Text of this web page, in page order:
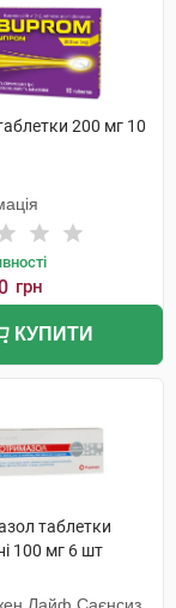
200 мг 10
грн
КУПИТИ
таблетки
100 мг 6 шт